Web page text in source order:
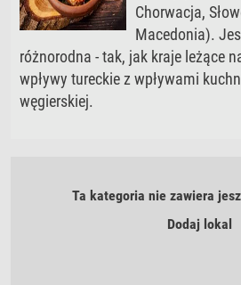
Chorwacja,
Macedonia).
różnorodna - tak, jak kraje leżące
wpływy tureckie z wpływami
węgierskiej.
Ta kategoria nie zawiera
Dodaj lokal